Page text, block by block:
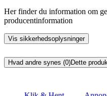
Her finder du information om
producentinformation
Vis sikkerhedsoplysninger
Hvad andre synes (0)Dette